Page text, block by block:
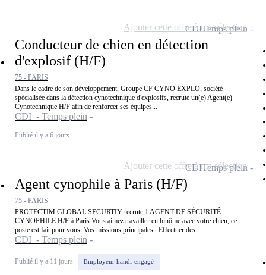
Conducteur de chien en détection
d'explosif (H/F)
75 - PARIS
Dans le cadre de son développement, Groupe CF CYNO EXPLO, société
spécialisée dans la détection cynotechnique d'explosifs, recrute un(e) Agent(e)
Cynotechnique H/F afin de renforcer ses équipes...
CDI - Temps plein
Publié il y a 6 jours
CDITemps plein
Ajouter cette offre à ma sélection
Agent cynophile à Paris (H/F)
75 - PARIS
PROTECTIM GLOBAL SECURTIY recrute 1 AGENT DE SÉCURITÉ
CYNOPHILE H/F à Paris Vous aimez travailler en binôme avec votre chien, ce
poste est fait pour vous. Vos missions principales : Effectuer des...
CDI - Temps plein
Publié il y a 11 jours Employeur handi-engagé
CDITemps plein
Ajouter cette offre à ma sélection